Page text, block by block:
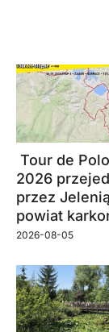
Tour de
2026
przez
powiat
2026-08-05